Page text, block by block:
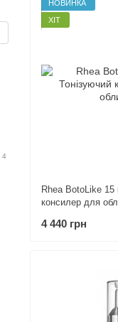
НОВИНКА
ХІТ
Rhea BotoLike 15
консилер для
4 440 грн
4